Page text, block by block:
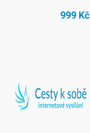
999 Kč